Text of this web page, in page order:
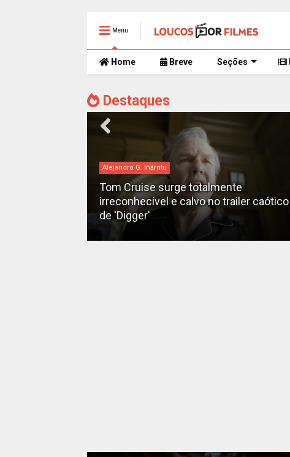
Menu
Home Breve Seções
Destaques
Alejandro G. Iñárritu
Tom Cruise surge totalmente
irreconhecível e calvo no trailer caótico
de 'Digger'